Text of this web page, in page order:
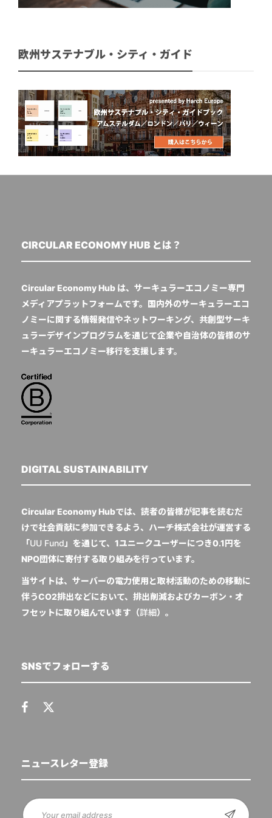
欧州サステナブル・シティ・ガイド
CIRCULAR ECONOMY HUB とは？
Circular Economy Hub は、サーキュラーエコノミー専門
メディアプラットフォームです。国内外のサーキュラーエコ
ノミーに関する情報発信やネットワーキング、共創型サーキ
ュラーデザインプログラムを通じて企業や自治体の皆様のサ
ーキュラーエコノミー移行を支援します。
DIGITAL SUSTAINABILITY
Circular Economy Hubでは、読者の皆様が記事を読むだ
けで社会貢献に参加できるよう、ハーチ株式会社が運営する
「UU Fund 」を通じて、1ユニークユーザーにつき0.1円を
NPO団体に寄付する取り組みを行っています。
当サイトは、サーバーの電力使用と取材活動のための移動に
伴うCO2排出などにおいて、排出削減およびカーボン・オ
フセットに取り組んでいます（詳細）。
SNSでフォローする
ニュースレター登録